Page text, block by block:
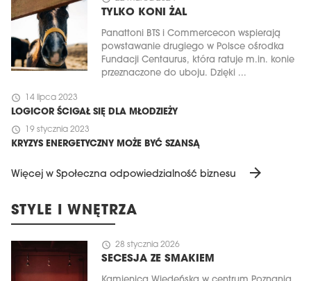
TYLKO KONI ŻAL
Panattoni BTS i Commercecon wspierają
powstawanie drugiego w Polsce ośrodka
Fundacji Centaurus, która ratuje m.in. konie
przeznaczone do uboju. Dzięki ...
schedule 14 lipca 2023
LOGICOR ŚCIGAŁ SIĘ DLA MŁODZIEŻY
schedule 19 stycznia 2023
KRYZYS ENERGETYCZNY MOŻE BYĆ SZANSĄ
Więcej w Społeczna odpowiedzialność biznesu arrow_forward
STYLE I WNĘTRZA
schedule 28 stycznia 2026
SECESJA ZE SMAKIEM